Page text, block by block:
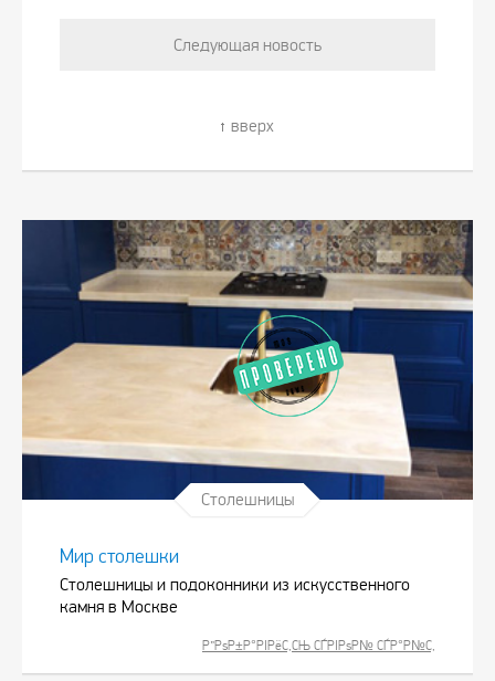
Следующая новость
вверх
Столешницы
Мир столешки
Столешницы и подоконники из искусственного
камня в Москве
Р”РѕР±Р°РІРёС‚СЊ СЃРІРѕР№ СЃР°Р№С‚